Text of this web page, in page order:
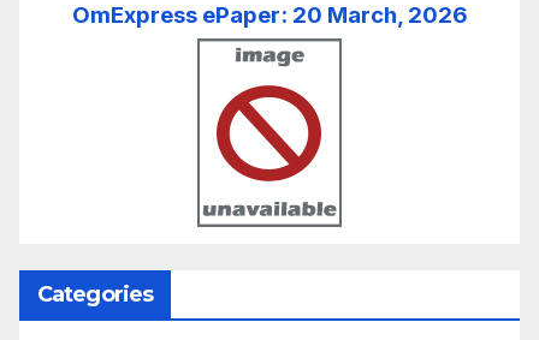
OmExpress ePaper: 20 March, 2026
Categories